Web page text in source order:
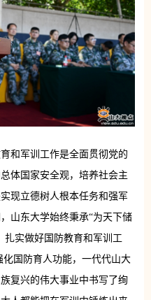
和军训工作是全面贯彻党的
体国家安全观，培养社会主
现立德树人根本任务和强军
山东大学始终秉承“为天下储
扎实做好国防教育和军训工
国防育人功能，一代代山大
复兴的伟大事业中书写了绚